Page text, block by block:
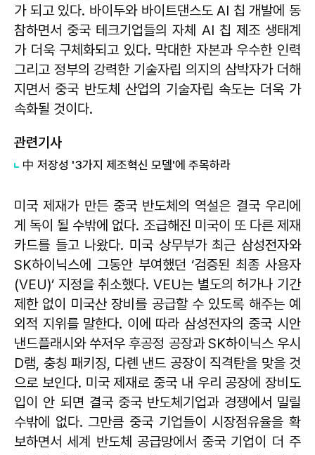
가 되고 있다. 바이두와 바이트댄스도 AI 칩 개발에 동
참하면서 중국 테크기업들의 자체 AI 칩 제조 생태계
가 더욱 구체화되고 있다. 막대한 자본과 우수한 인력
그리고 정부의 강력한 기술자립 의지의 삼박자가 더해
지면서 중국 반도체 산업의 기술자립 속도는 더욱 가
속화될 것이다.
관련기사
中 저장성 '3가지 제조혁신 모델'에 주목하라
미국 제재가 만든 중국 반도체의 역설은 결국 우리에
게 독이 될 수밖에 없다. 조급해진 미국이 또 다른 제재
카드를 들고 나왔다. 미국 상무부가 최근 삼성전자와
SK하이닉스에 그동안 부여했던 ‘검증된 최종 사용자
(VEU)’ 지정을 취소했다. VEU는 별도의 허가나 기간
제한 없이 미국산 장비를 공급할 수 있도록 해주는 예
외적 지위를 말한다. 이에 따라 삼성전자의 중국 시안
낸드플래시와 쑤저우 후공정 공장과 SK하이닉스 우시
D램, 충칭 패키징, 다롄 낸드 공장이 직격탄을 맞을 것
으로 보인다. 미국 제재로 중국 내 우리 공장에 장비도
입이 안 되면 결국 중국 반도체기업과 경쟁에서 밀릴
수밖에 없다. 그만큼 중국 기업들이 시장점유율을 확
보하면서 세계 반도체 공급망에서 중국 기업이 더 주